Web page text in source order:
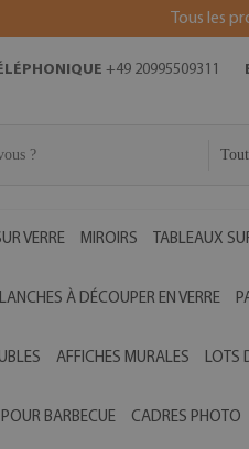
Tous les
+49 20995509311
Tout
VERRE MIROIRS TABLEAUX
À DÉCOUPER EN VERRE
AFFICHES MURALES LOTS
BARBECUE CADRES PHOTO